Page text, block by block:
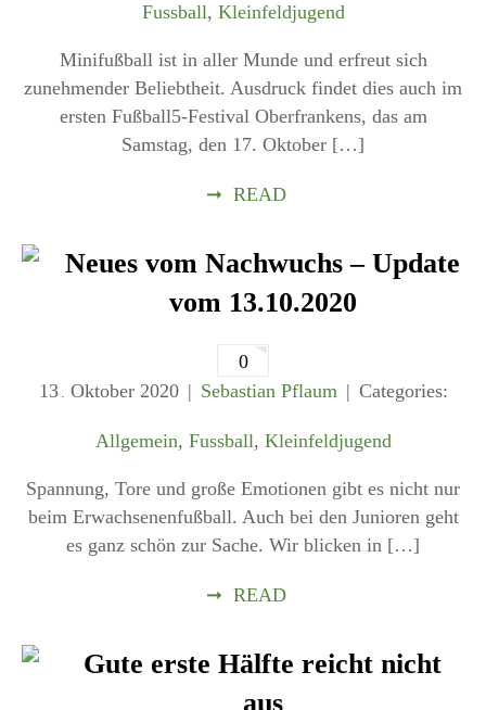
Fussball, Kleinfeldjugend
Minifußball ist in aller Munde und erfreut sich
zunehmender Beliebtheit. Ausdruck findet dies auch im
ersten Fußball5-Festival Oberfrankens, das am
Samstag, den 17. Oktober […]
➞ READ
Neues vom Nachwuchs – Update
vom 13.10.2020
0
13 . Oktober 2020 Sebastian Pflaum Categories:
Allgemein, Fussball, Kleinfeldjugend
Spannung, Tore und große Emotionen gibt es nicht nur
beim Erwachsenenfußball. Auch bei den Junioren geht
es ganz schön zur Sache. Wir blicken in […]
➞ READ
Gute erste Hälfte reicht nicht
aus